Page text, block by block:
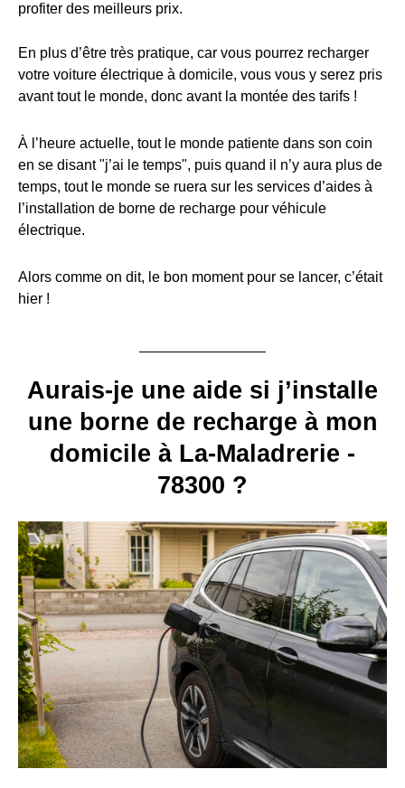
profiter des meilleurs prix.
En plus d’être très pratique, car vous pourrez recharger
votre voiture électrique à domicile, vous vous y serez pris
avant tout le monde, donc avant la montée des tarifs !
À l’heure actuelle, tout le monde patiente dans son coin
en se disant "j’ai le temps", puis quand il n’y aura plus de
temps, tout le monde se ruera sur les services d’aides à
l’installation de borne de recharge pour véhicule
électrique.
Alors comme on dit, le bon moment pour se lancer, c’était
hier !
Aurais-je une aide si j’installe
une borne de recharge à mon
domicile à La-Maladrerie -
78300 ?